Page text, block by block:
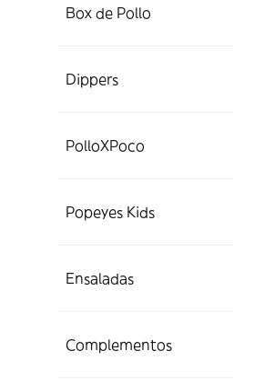
Box de Pollo
Dippers
PolloXPoco
Popeyes Kids
Ensaladas
Complementos